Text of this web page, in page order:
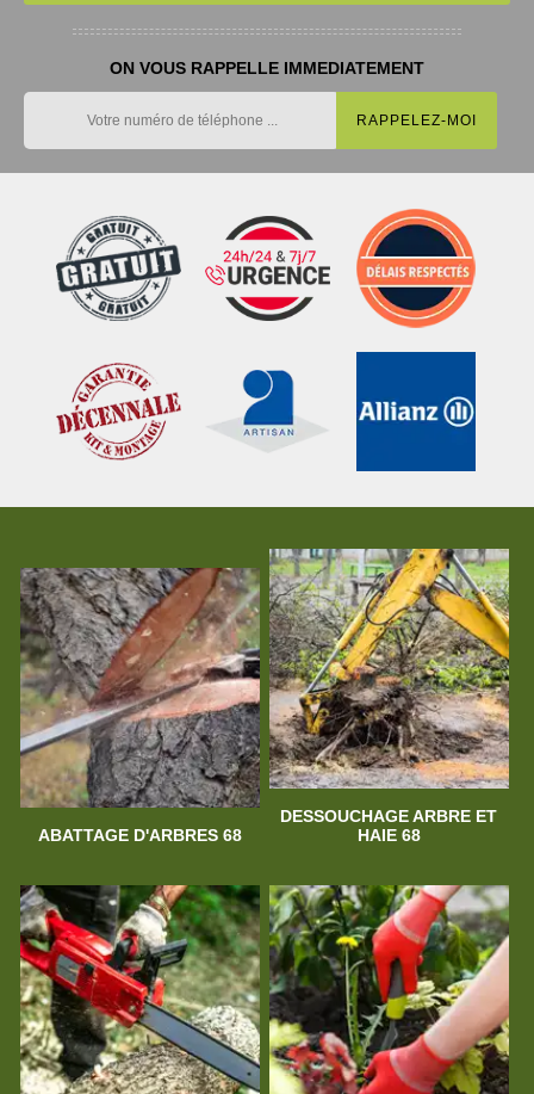
ON VOUS RAPPELLE IMMEDIATEMENT
ABATTAGE D'ARBRES 68
DESSOUCHAGE ARBRE ET
HAIE 68